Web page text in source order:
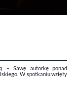
– Sawę autorkę ponad
W spotkaniu wzięły